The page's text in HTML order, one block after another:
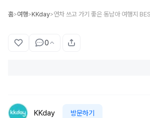
홈>여행>KKday>
0
KKday 방문하기